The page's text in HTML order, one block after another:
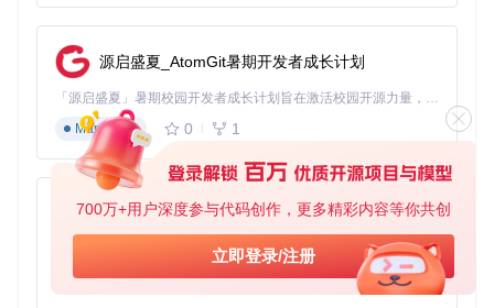
700万+用户深度参与代码创作，更多精彩内容等你共创
立即登录/注册
础。
多几何形状流场对比
DeepCFD在圆形、方形和三角形等多种障碍物形状的流场预
测中表现出优异性能。以圆形障碍物为例，模型预测的速度分
量和压力场与传统CFD方法（simpleFOAM）高度一致，误差
主要集中在障碍物附近的局部区域，且最大误差控制在工程允
许范围内。
图：圆形障碍物流场对比结果，展示速度分量、压力场及绝对
误差分布，验证了DeepCFD的预测精度
源启盛夏_AtomGit暑期开发者成长计划
「源启盛夏」暑期校园开发者成长计划旨在激活校园开源力量，通过积分激励、认证扶持、资源倾斜等形式，引导高校组织和开发者完成「入驻 — 建项目 — 做贡献 — 获认证 — 得资源」的完整闭环。无论你是想带领社团入驻平台的组织者，还是希望用代码贡献证明自己的开发者，都能在这里找到属于你的成长路径。
Markdown
0 1
py-xiaozhi
基于Python的Xiaozhi AI，适用于想要完整Xiaozhi体验而无需拥有专用硬件的用户。
Python
0 1